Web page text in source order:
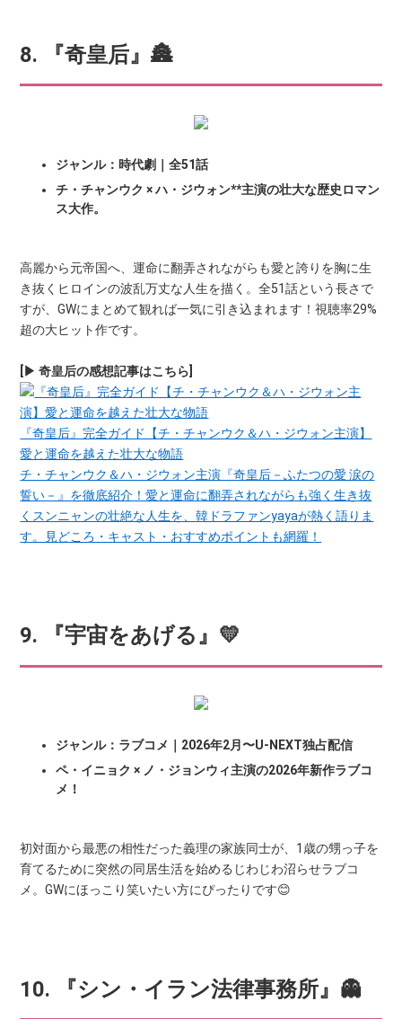
8. 『奇皇后』🏯
ジャンル：時代劇｜全51話
チ・チャンウク × ハ・ジウォン**主演の壮大な歴史ロマン
ス大作。
高麗から元帝国へ、運命に翻弄されながらも愛と誇りを胸に生
き抜くヒロインの波乱万丈な人生を描く。全51話という長さで
すが、GWにまとめて観れば一気に引き込まれます！視聴率29%
超の大ヒット作です。
[▶ 奇皇后の感想記事はこちら]
『奇皇后』完全ガイド【チ・チャンウク＆ハ・ジウォン主演】
愛と運命を越えた壮大な物語
チ・チャンウク＆ハ・ジウォン主演『奇皇后－ふたつの愛 涙の
誓い－』を徹底紹介！愛と運命に翻弄されながらも強く生き抜
くスンニャンの壮絶な人生を、韓ドラファンyayaが熱く語りま
す。見どころ・キャスト・おすすめポイントも網羅！
9. 『宇宙をあげる』💛
ジャンル：ラブコメ｜2026年2月〜U-NEXT独占配信
ペ・イニョク × ノ・ジョンウィ主演の2026年新作ラブコ
メ！
初対面から最悪の相性だった義理の家族同士が、1歳の甥っ子を
育てるために突然の同居生活を始めるじわじわ沼らせラブコ
メ。GWにほっこり笑いたい方にぴったりです😊
10. 『シン・イラン法律事務所』👻